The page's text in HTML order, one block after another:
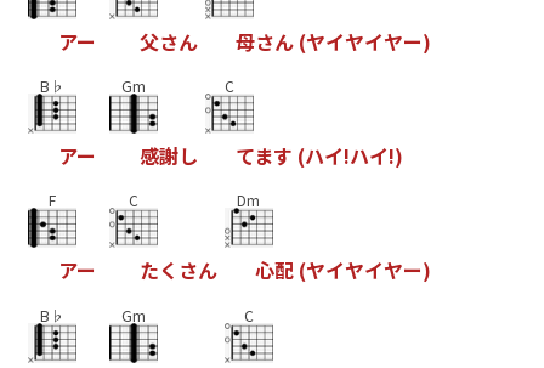
アー 父さん 母さん (ヤイヤイヤー)
B♭
アー
Gm
感謝し
C
てます (ハイ!ハイ!)
F
アー
C
たく さん
Dm
心配 (ヤイヤイヤー)
B♭ Gm C